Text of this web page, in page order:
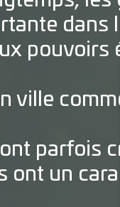
dans
pouvoirs
ville
parfois
ont un